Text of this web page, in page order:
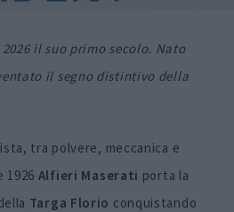
il suo primo secolo. Nato
il segno distintivo della
tra polvere, meccanica e
1926 Alfieri Maserati porta la
Targa Florio conquistando